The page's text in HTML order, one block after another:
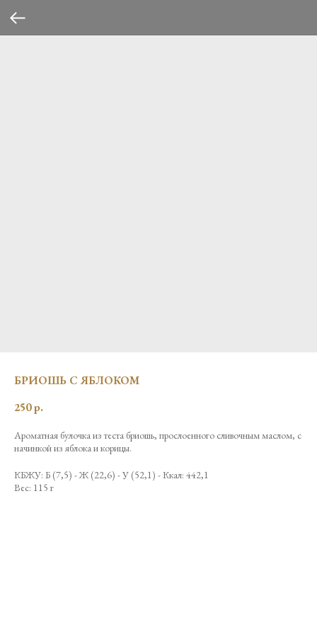
БРИОШЬ С ЯБЛОКОМ
250р.
Ароматная булочка из теста бриошь, прослоенного сливочным маслом, с
начинкой из яблока и корицы.
КБЖУ: Б (7,5) - Ж (22,6) - У (52,1) - Ккал: 442,1
Вес: 115 г